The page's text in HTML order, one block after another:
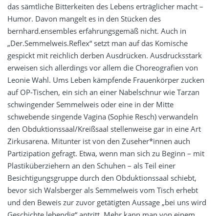
das sämtliche Bitterkeiten des Lebens erträglicher macht –
Humor. Davon mangelt es in den Stücken des
bernhard.ensembles erfahrungsgemäß nicht. Auch in
„Der.Semmelweis.Reflex“ setzt man auf das Komische
gespickt mit reichlich derben Ausdrücken. Ausdrucksstark
erweisen sich allerdings vor allem die Choreografien von
Leonie Wahl. Ums Leben kämpfende Frauenkörper zucken
auf OP-Tischen, ein sich an einer Nabelschnur wie Tarzan
schwingender Semmelweis oder eine in der Mitte
schwebende singende Vagina (Sophie Resch) verwandeln
den Obduktionssaal/Kreißsaal stellenweise gar in eine Art
Zirkusarena. Mitunter ist von den Zuseher*innen auch
Partizipation gefragt. Etwa, wenn man sich zu Beginn – mit
Plastiküberziehern an den Schuhen – als Teil einer
Besichtigungsgruppe durch den Obduktionssaal schiebt,
bevor sich Walsberger als Semmelweis vom Tisch erhebt
und den Beweis zur zuvor getätigten Aussage „bei uns wird